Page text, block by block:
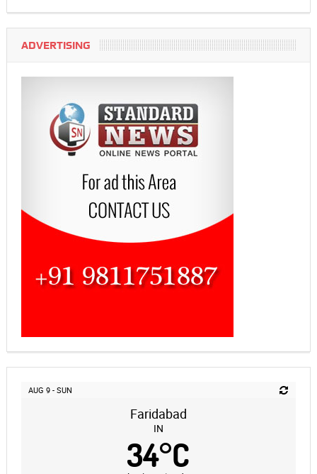
ADVERTISING
AUG 9 - SUN
Faridabad
IN
34°C